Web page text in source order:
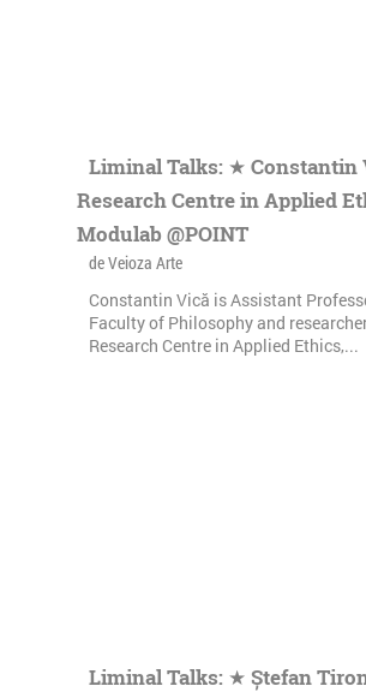
Liminal Talks: ★ Constantin
Research Centre in Applied
Modulab @POINT
de Veioza Arte
Constantin Vică is Assistant
Faculty of Philosophy and
Research Centre in Applied Ethics,...
Liminal Talks: ★ Ștefan